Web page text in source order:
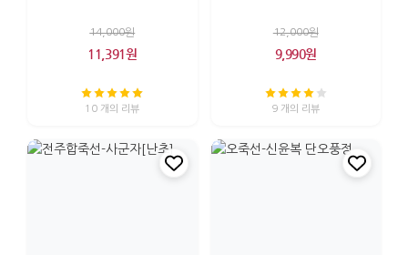
14,000원
11,391원
10 개의 리뷰
12,000원
9,990원
9 개의 리뷰